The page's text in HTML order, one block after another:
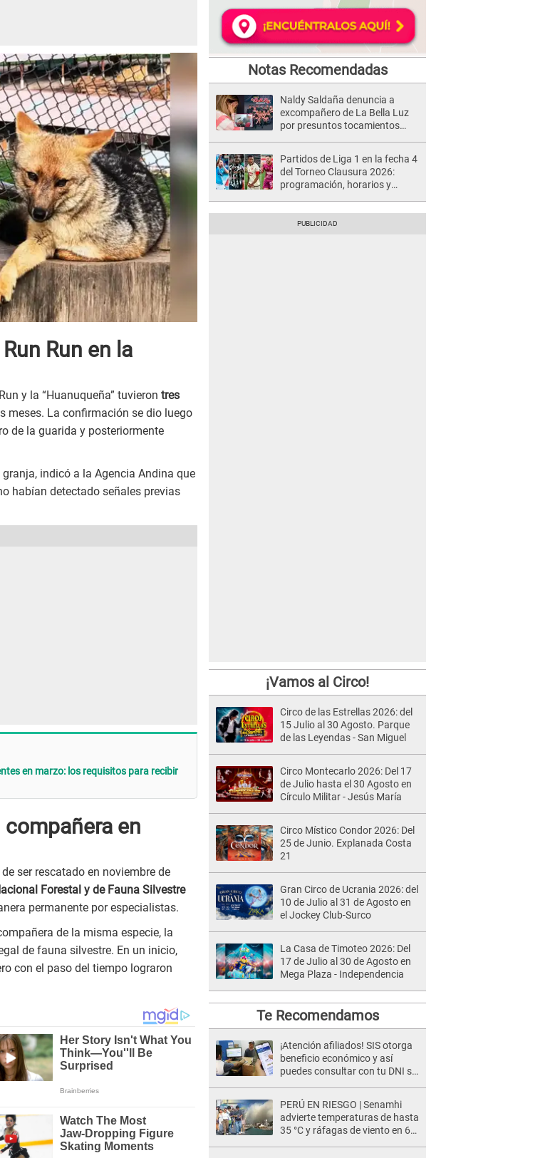
Run en la
y la “Huanuqueña” tuvieron tres
meses. La confirmación se dio luego
de la guarida y posteriormente
indicó a la Agencia Andina que
habían detectado señales previas
en marzo: los requisitos para recibir
en
ser rescatado en noviembre de
Forestal y de Fauna Silvestre
permanente por especialistas.
de la misma especie, la
de fauna silvestre. En un inicio,
con el paso del tiempo lograron
Notas Recomendadas
Naldy Saldaña denuncia a
excompañero de La Bella Luz
por presuntos tocamientos
Partidos de Liga 1 en la fecha 4
del Torneo Clausura 2026:
programación, horarios y
¡Vamos al Circo!
Circo de las Estrellas 2026: del
15 Julio al 30 Agosto. Parque
de las Leyendas - San Miguel
Circo Montecarlo 2026: Del 17
de Julio hasta el 30 Agosto en
Círculo Militar - Jesús María
Circo Místico Condor 2026: Del
25 de Junio. Explanada Costa
21
Gran Circo de Ucrania 2026: del
10 de Julio al 31 de Agosto en
el Jockey Club-Surco
La Casa de Timoteo 2026: Del
17 de Julio al 30 de Agosto en
Mega Plaza - Independencia
Te Recomendamos
¡Atención afiliados! SIS otorga
beneficio económico y así
puedes consultar con tu DNI si
PERÚ EN RIESGO | Senamhi
advierte temperaturas de hasta
35 °C y ráfagas de viento en 6